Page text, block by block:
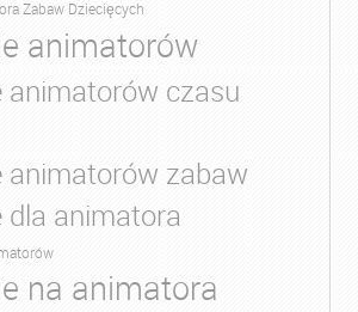
Zabaw Dziecięcych
animatorów
animatorów czasu
animatorów zabaw
dla animatora
na animatora